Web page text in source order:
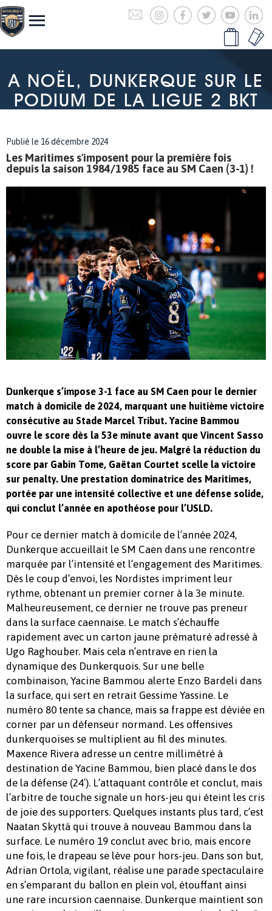
A NOËL, DUNKERQUE SUR LE
PODIUM DE LA LIGUE 2 BKT
Publié le 16 décembre 2024
Les Maritimes s'imposent pour la première fois
depuis la saison 1984/1985 face au SM Caen (3-1) !
Dunkerque s’impose 3-1 face au SM Caen pour le dernier
match à domicile de 2024, marquant une huitième victoire
consécutive au Stade Marcel Tribut. Yacine Bammou
ouvre le score dès la 53e minute avant que Vincent Sasso
ne double la mise à l’heure de jeu. Malgré la réduction du
score par Gabin Tome, Gaëtan Courtet scelle la victoire
sur penalty. Une prestation dominatrice des Maritimes,
portée par une intensité collective et une défense solide,
qui conclut l’année en apothéose pour l’USLD.
Pour ce dernier match à domicile de l’année 2024,
Dunkerque accueillait le SM Caen dans une rencontre
marquée par l’intensité et l’engagement des Maritimes.
Dès le coup d’envoi, les Nordistes impriment leur
rythme, obtenant un premier corner à la 3e minute.
Malheureusement, ce dernier ne trouve pas preneur
dans la surface caennaise. Le match s’échauffe
rapidement avec un carton jaune prématuré adressé à
Ugo Raghouber. Mais cela n’entrave en rien la
dynamique des Dunkerquois. Sur une belle
combinaison, Yacine Bammou alerte Enzo Bardeli dans
la surface, qui sert en retrait Gessime Yassine. Le
numéro 80 tente sa chance, mais sa frappe est déviée en
corner par un défenseur normand. Les offensives
dunkerquoises se multiplient au fil des minutes.
Maxence Rivera adresse un centre millimétré à
destination de Yacine Bammou, bien placé dans le dos
de la défense (24′). L’attaquant contrôle et conclut, mais
l’arbitre de touche signale un hors-jeu qui éteint les cris
de joie des supporters. Quelques instants plus tard, c’est
Naatan Skyttä qui trouve à nouveau Bammou dans la
surface. Le numéro 19 conclut avec brio, mais encore
une fois, le drapeau se lève pour hors-jeu. Dans son but,
Adrian Ortola, vigilant, réalise une parade spectaculaire
en s’emparant du ballon en plein vol, étouffant ainsi
une rare incursion caennaise. Dunkerque maintient son